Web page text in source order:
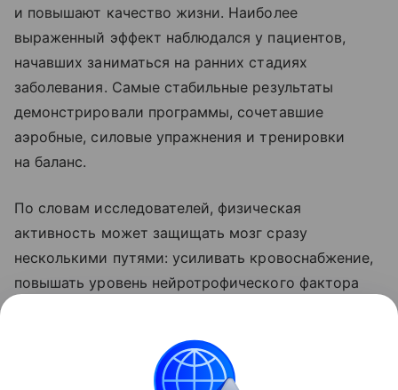
и повышают качество жизни. Наиболее
выраженный эффект наблюдался у пациентов,
начавших заниматься на ранних стадиях
заболевания. Самые стабильные результаты
демонстрировали программы, сочетавшие
аэробные, силовые упражнения и тренировки
на баланс.
По словам исследователей, физическая
активность может защищать мозг сразу
несколькими путями: усиливать кровоснабжение,
повышать уровень нейротрофического фактора
и улучшать обмен веществ.